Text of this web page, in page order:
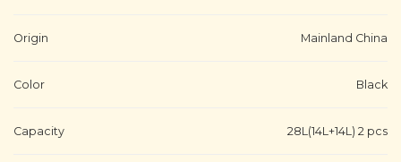
Origin Mainland China
Color Black
Capacity 28L(14L+14L) 2 pcs